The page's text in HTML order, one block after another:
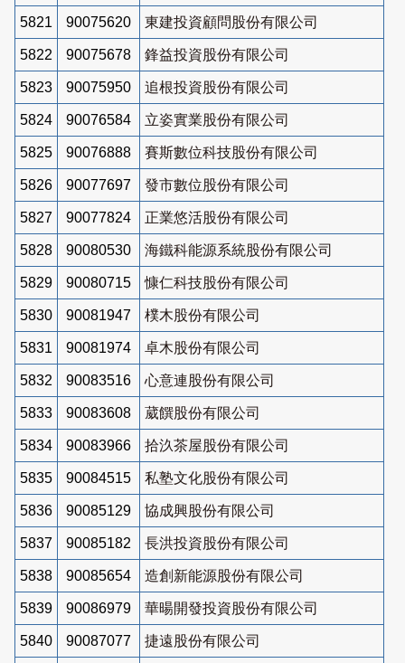
5821 90075620 東建投資顧問股份有限公司
5822 90075678 鋒益投資股份有限公司
5823 90075950 追根投資股份有限公司
5824 90076584 立姿實業股份有限公司
5825 90076888 賽斯數位科技股份有限公司
5826 90077697 發市數位股份有限公司
5827 90077824 正業悠活股份有限公司
5828 90080530 海鐵科能源系統股份有限公司
5829 90080715 慷仁科技股份有限公司
5830 90081947 樸木股份有限公司
5831 90081974 卓木股份有限公司
5832 90083516 心意連股份有限公司
5833 90083608 葳饌股份有限公司
5834 90083966 拾汣茶屋股份有限公司
5835 90084515 私塾文化股份有限公司
5836 90085129 協成興股份有限公司
5837 90085182 長洪投資股份有限公司
5838 90085654 造創新能源股份有限公司
5839 90086979 華暘開發投資股份有限公司
5840 90087077 捷遠股份有限公司